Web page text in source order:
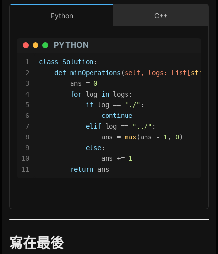
Python C++
PYTHON
1
2
3
4
5
6
7
8
9
10
11
class Solution:
def minOperations (self, logs: List [str
        ans =
0
for log in logs:
if log == "./" :
continue
elif log == "../" :
                ans =
max(ans - 1 , 0)
else:
                ans +=
1
return ans
寫在最後